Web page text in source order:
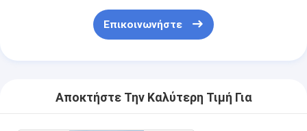
Επικοινωνήστε
Αποκτήστε Την Καλύτερη Τιμή Για